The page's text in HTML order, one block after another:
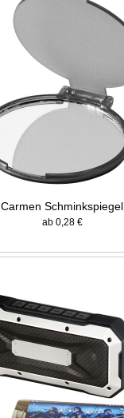
Carmen Schminkspiegel
ab 0,28 €